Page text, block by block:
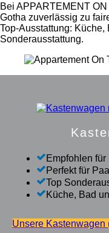
Bei APPARTEMENT
Gotha zuverlässig zu
Top-Ausstattung: Küche,
Sonderausstattung.
Empfohlen
Perfekt für
Top
Küche, Bad
Unsere Kastenwagen